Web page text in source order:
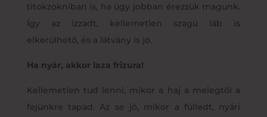
titokzokniban is, ha úgy jobban érezzük magunk.
Így az izzadt, kellemetlen szagú láb is
elkerülhető, és a látvány is jó.
Ha nyár, akkor laza frizura!
Kellemetlen tud lenni, mikor a haj a melegtől a
fejünkre tapad. Az se jó, mikor a fülledt, nyári